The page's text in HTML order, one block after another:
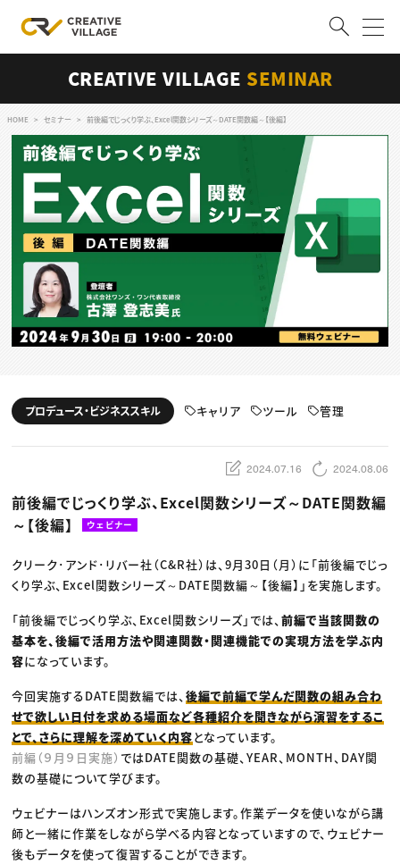
ログイン 会員登録
RECRUIT
クリエイター求人を探す
CREATIVE JOB求人検索
特集求人
採用説明会
転職支援サービス
CONTENTS
スキルアップしたい！
動画配信・映像制作
編集・ライティング
ディレクション
TOP Creator’s コラム トップ
Webクリエイター
ゲームクリエイター
クリエイターインタビュー
C＆R Magazine
セミナー
ニュース・トレンド トップ
Web
映像
ゲーム・エンタメ
広告
出版
CREATIVE VILLAGEからのお知らせ
プロフェッショナル×つながる×メディア
CREATIVE VILLAGE SEMINAR
HOME セミナー 前後編でじっくり学ぶ、Excel関数シリーズ～DATE関数編～【後編】
プロデュース・ビジネススキル キャリア ツール 管理
2024.07.16 2024.08.06
前後編でじっくり学ぶ、Excel関数シリーズ～DATE関数編
～【後編】
ウェビナー
クリーク･アンド･リバー社（C&R社）は、9月30日（月）に「前後編でじっ
くり学ぶ、Excel関数シリーズ～DATE関数編～【後編】」を実施します。
「前後編でじっくり学ぶ、Excel関数シリーズ」では、前編で当該関数の
基本を、後編で活用方法や関連関数・関連機能での実現方法を学ぶ内
容になっています。
今回実施するDATE関数編では、後編で前編で学んだ関数の組み合わ
せで欲しい日付を求める場面など各種紹介を聞きながら演習をするこ
とで、さらに理解を深めていく内容となっています。
前編（９月９日実施） ではDATE関数の基礎、YEAR、MONTH、DAY関
数の基礎について学びます。
ウェビナーはハンズオン形式で実施します。作業データを使いながら講
師と一緒に作業をしながら学べる内容となっていますので、ウェビナー
後もデータを使って復習することができます。